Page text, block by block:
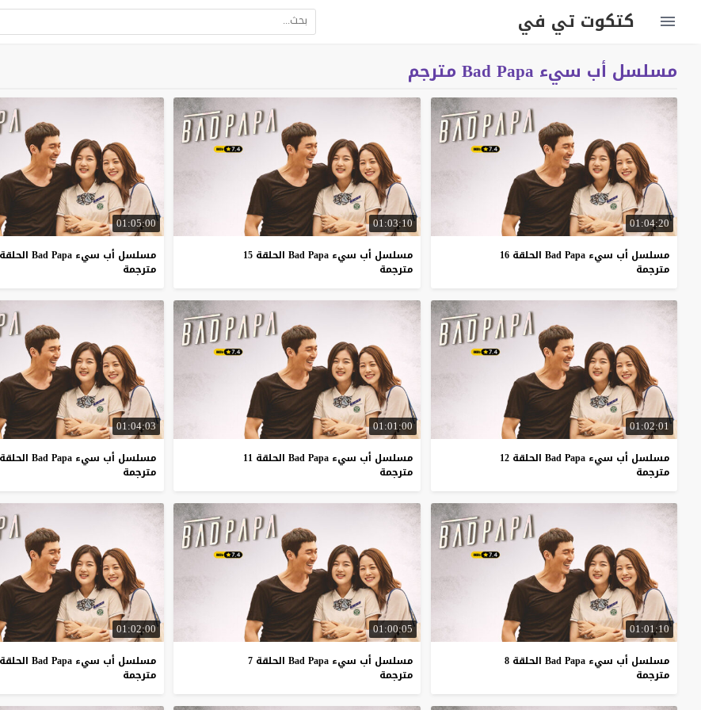
كتكوت تي في
مسلسل أب سيء Bad Papa مترجم
01:04:20
مسلسل أب سيء Bad Papa الحلقة 16
مترجمة
01:03:10
مسلسل أب سيء Bad Papa الحلقة 15
مترجمة
01:05:00
مسلسل أب سيء Bad Papa الحلقة 14
مترجمة
01:02:01
مسلسل أب سيء Bad Papa الحلقة 12
مترجمة
01:01:00
مسلسل أب سيء Bad Papa الحلقة 11
مترجمة
01:04:03
مسلسل أب سيء Bad Papa الحلقة 10
مترجمة
01:01:10
مسلسل أب سيء Bad Papa الحلقة 8
مترجمة
01:00:05
مسلسل أب سيء Bad Papa الحلقة 7
مترجمة
01:02:00
مسلسل أب سيء Bad Papa الحلقة 6
مترجمة